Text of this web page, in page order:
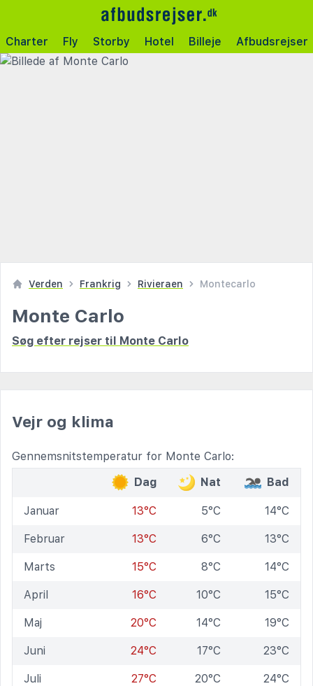
Charter Fly Storby Hotel Billeje Afbudsrejser
Verden Frankrig Rivieraen Montecarlo
Monte Carlo
Søg efter rejser til Monte Carlo
Vejr og klima
Gennemsnitstemperatur for Monte Carlo:
Dag
Nat Bad
Januar 13°C 5°C 14°C
Februar 13°C 6°C 13°C
Marts 15°C 8°C 14°C
April 16°C 10°C 15°C
Maj 20°C 14°C 19°C
Juni 24°C 17°C 23°C
Juli 27°C 20°C 24°C